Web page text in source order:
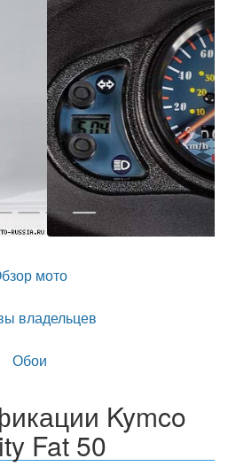
мото
владельцев
Обои
Kymco
Fat 50